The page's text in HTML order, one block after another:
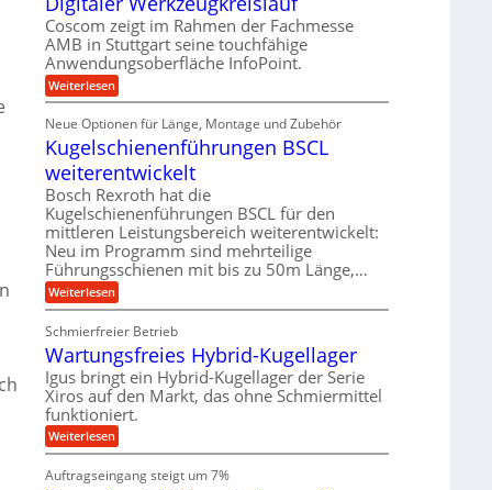
a
u
e
U
m
g
e
b
n
g
e
n
n
g
a
n
g
S
t
e
l
l
n
b
e
f
ü
r
p
r
z
i
e
H
u
b
b
e
w
e
g
n
e
n
i
s
i
o
n
f
ü
r
A
u
t
o
m
o
i
v
e
u
n
d
M
a
s
c
h
i
n
e
b
Coscom zeigt im Rahmen der Fachmesse
AMB in Stuttgart seine touchfähige
Anwendungsoberfläche InfoPoint.
Weiterlesen:
D
g
i
t
a
l
e
r
W
e
r
k
z
e
u
k
r
e
s
l
a
f
Neue Optionen für Länge, Montage und Zubehör
Kugelschienenführungen BSCL
weiterentwickelt
Bosch Rexroth hat die
Kugelschienenführungen BSCL für den
mittleren Leistungsbereich weiterentwickelt:
Neu im Programm sind mehrteilige
Führungsschienen mit bis zu 50m Länge,…
Weiterlesen:
K
g
e
l
s
c
h
i
e
n
e
Schmierfreier Betrieb
Wartungsfreies Hybrid-Kugellager
Igus bringt ein Hybrid-Kugellager der Serie
Xiros auf den Markt, das ohne Schmiermittel
funktioniert.
Weiterlesen:
W
r
Auftragseingang steigt um 7%